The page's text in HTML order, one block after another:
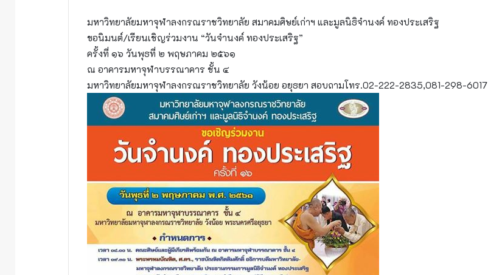
มหาวิทยาลัยมหาจุฬาลงกรณราชวิทยาลัย สมาคมศิษย์เก่าฯ และมูลนิธิจำนงค์ ทองประเสริฐ
ขอนิมนต์/เรียนเชิญร่วมงาน “วันจำนงค์ ทองประเสริฐ”
ครั้งที่ ๑๖ วันพุธที่ ๒ พฤษภาคม ๒๕๖๑
ณ อาคารมหาจุฬาบรรณาคาร ชั้น ๔
มหาวิทยาลัยมหาจุฬาลงกรณราชวิทยาลัย วังน้อย อยุธยา สอบถามโทร.02-222-2835,081-298-6017